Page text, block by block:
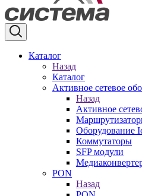
Каталог
Назад
Каталог
Активное сетевое
Назад
Активное
Оборудование
Коммутаторы
SFP модули
PON
Назад